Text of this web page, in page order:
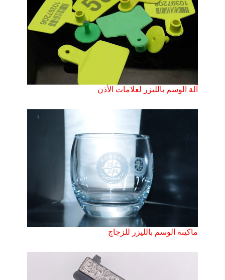
آلة الوسم بالليزر لعلامات الأذن
ماكينة الوسم بالليزر للزجاج